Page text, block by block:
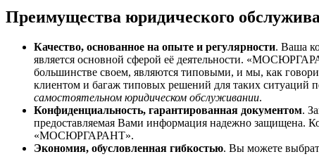
Преимущества юридического
Качество, основанное на опыте и регулярности. Ваша
является основной сферой её деятельности.
большинстве своем, являются типовыми, и мы, как
клиентом и багаж типовых решений для таких ситуаций
самостоятельном юридическом обслуживании.
Конфиденциальность, гарантированная документом.
предоставляемая Вами информация надежно защищена.
«МОСЮРГАРАНТ».
Экономия, обусловленная гибкостью. Вы можете